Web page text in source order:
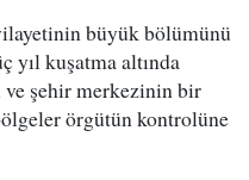
büyük bölümünü
yıl kuşatma altında
ve şehir merkezinin bir
örgütün kontrolüne